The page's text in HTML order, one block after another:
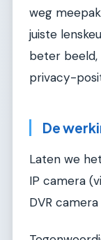
weg
juiste
beter
privacy-
De
Laten we
IP camera
DVR